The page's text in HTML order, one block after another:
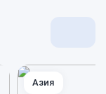
Азия